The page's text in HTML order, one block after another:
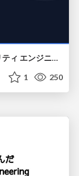
幻滅期を越える サイトリライアビリティ エンジニアリング
1 250